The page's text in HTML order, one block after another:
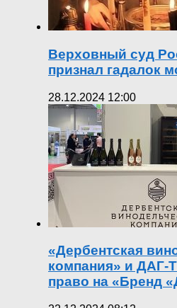
Верховный суд
признал гадалок
28.12.2024 12:00
«Дербентская
компания» и ДАГ-
право на «Бренд